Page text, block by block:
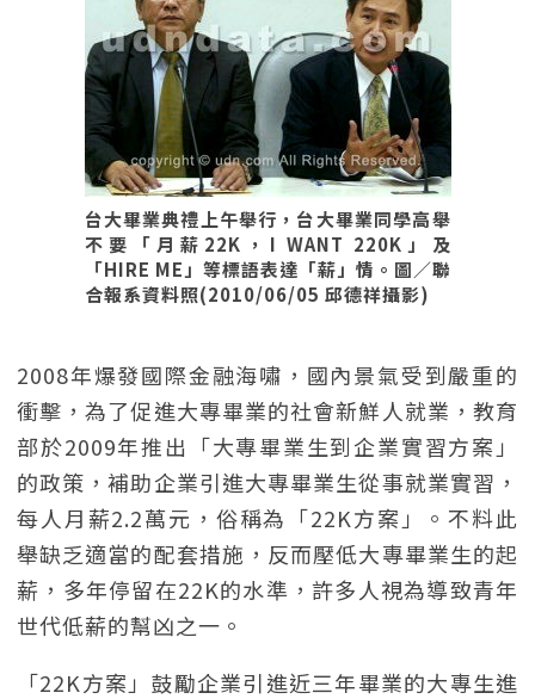
台大畢業典禮上午舉行，台大畢業同學高舉
不要「月薪22K，I WANT 220K」及
「HIRE ME」等標語表達「薪」情。圖／聯
合報系資料照(2010/06/05 邱德祥攝影)
2008年爆發國際金融海嘯，國內景氣受到嚴重的
衝擊，為了促進大專畢業的社會新鮮人就業，教育
部於2009年推出「大專畢業生到企業實習方案」
的政策，補助企業引進大專畢業生從事就業實習，
每人月薪2.2萬元，俗稱為「22K方案」。不料此
舉缺乏適當的配套措施，反而壓低大專畢業生的起
薪，多年停留在22K的水準，許多人視為導致青年
世代低薪的幫凶之一。
「22K方案」鼓勵企業引進近三年畢業的大專生進